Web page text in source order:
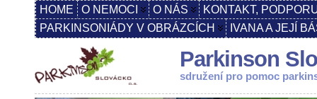
HOME O NEMOCI O NÁS
KONTAKT,
PARKINSONIÁDY V OBRÁZCÍCH
IVANA A JEJÍ
Parkinson
sdružení pro pomoc